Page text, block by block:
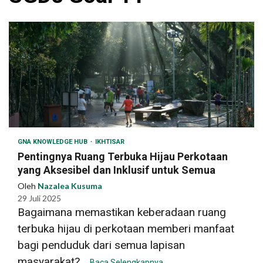
GNA KNOWLEDGE HUB IKHTISAR
Pentingnya Ruang Terbuka Hijau Perkotaan
yang Aksesibel dan Inklusif untuk Semua
Oleh Nazalea Kusuma
29 Juli 2025
Bagaimana memastikan keberadaan ruang
terbuka hijau di perkotaan memberi manfaat
bagi penduduk dari semua lapisan